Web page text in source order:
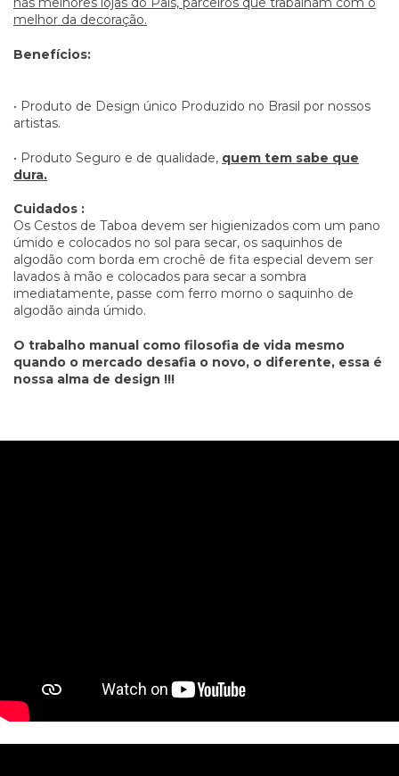
melhor da decoração.
Benefícios:
• Produto de Design único Produzido no Brasil por nossos
artistas.
• Produto Seguro e de qualidade, quem tem sabe que
dura.
Cuidados :
Os Cestos de Taboa devem ser higienizados com um pano
úmido e colocados no sol para secar, os saquinhos de
algodão com borda em crochê de fita especial devem ser
lavados à mão e colocados para secar a sombra
imediatamente, passe com ferro morno o saquinho de
algodão ainda úmido.
O trabalho manual como filosofia de vida mesmo
quando o mercado desafia o novo, o diferente, essa é
nossa alma de design !!!